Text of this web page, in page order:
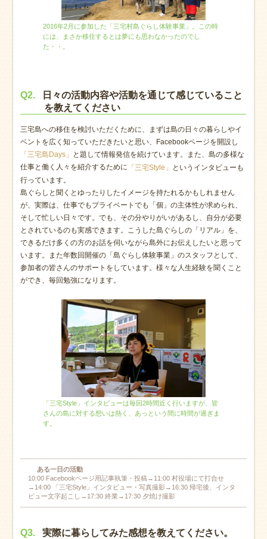
2016年2月に参加した「三宅村島ぐらし体験事業」。この時
には、まさか移住するとは夢にも思わなかったのでし
た・・。
Q2.
日々の活動内容や活動を通じて感じていること
を教えてください
三宅島への移住を検討いただくために、まずは島の日々の暮らしやイ
ベントを広く知っていただきたいと思い、Facebookページを開設し
「三宅島Days」
と題して情報発信を続けています。また、島の多様な
仕事と働く人々を紹介するために 「三宅Style」
というインタビューも
行っています。
島ぐらしと聞くとゆったりしたイメージを持たれるかもしれません
が、実際は、仕事でもプライベートでも「個」の主体性が求められ、
そして忙しい日々です。でも、その分やりがいがあるし、自分が必要
とされているのも実感できます。こうした島ぐらしの「リアル」を、
できるだけ多くの方のお話を伺いながら島外にお伝えしたいと思って
います。また年数回開催の「島ぐらし体験事業」のスタッフとして、
参加者の皆さんのサポートをしています。様々な人生経験を聞くこと
ができ、毎回勉強になります。
「三宅Style」インタビューは毎回2時間近く行いますが、皆
さんの島に対する想いは熱く、あっという間に時間が過ぎま
す。
ある一日の活動
10:00 Facebookページ用記事執筆・投稿→11:00 村役場にて打合せ
→14:00 「三宅Style」インタビュー・写真撮影→16:30 帰宅後、インタ
ビュー文字起こし→17:30 終業→17:30 夕焼け撮影
Q3. 実際に暮らしてみた感想を教えてください。